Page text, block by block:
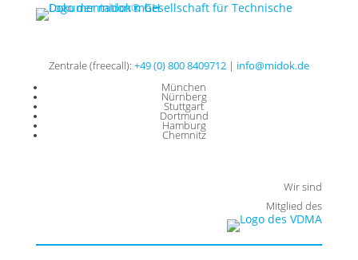
Zentrale (freecall): +49 (0) 800 8409712| info@midok.de
München
Nürnberg
Stuttgart
Dortmund
Hamburg
Chemnitz
Wir sind
Mitglied des